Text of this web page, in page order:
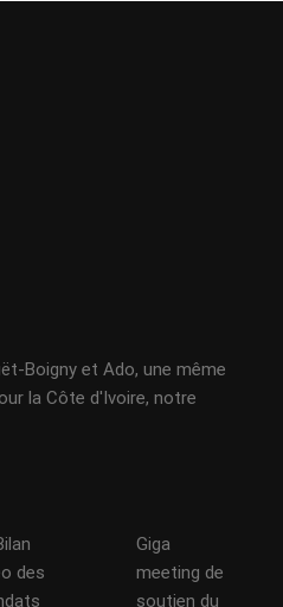
Boigny et Ado, une même
la Côte d'Ivoire, notre
des
Giga
meeting de
soutien du